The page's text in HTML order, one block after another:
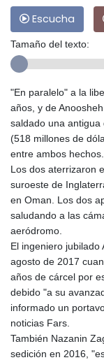
Escucha
Tamaño del texto:
"En paralelo" a la
años, y de
saldado una antigua
(518 millones de
entre ambos hechos.
Los dos aterrizaron
suroeste de
en Oman. Los dos
saludando a las
aeródromo.
El ingeniero jubilado
agosto de 2017
años de cárcel por
debido "a su
informado un
noticias Fars.
También Nazanin
sedición en 2016,